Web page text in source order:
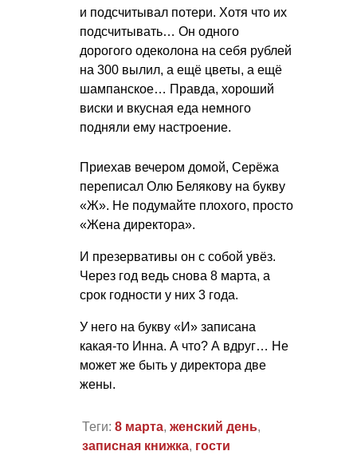
и подсчитывал потери. Хотя что их
подсчитывать… Он одного
дорогого одеколона на себя рублей
на 300 вылил, а ещё цветы, а ещё
шампанское… Правда, хороший
виски и вкусная еда немного
подняли ему настроение.
Приехав вечером домой, Серёжа
переписал Олю Белякову на букву
«Ж». Не подумайте плохого, просто
«Жена директора».
И презервативы он с собой увёз.
Через год ведь снова 8 марта, а
срок годности у них 3 года.
У него на букву «И» записана
какая-то Инна. А что? А вдруг… Не
может же быть у директора две
жены.
Теги: 8 марта, женский день,
записная книжка, гости